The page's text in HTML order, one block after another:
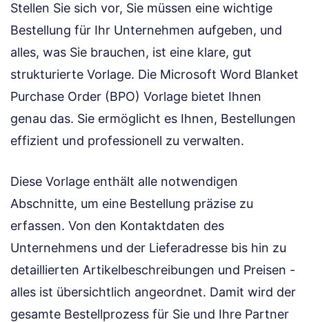
Stellen Sie sich vor, Sie müssen eine wichtige
Bestellung für Ihr Unternehmen aufgeben, und
alles, was Sie brauchen, ist eine klare, gut
strukturierte Vorlage. Die Microsoft Word Blanket
Purchase Order (BPO) Vorlage bietet Ihnen
genau das. Sie ermöglicht es Ihnen, Bestellungen
effizient und professionell zu verwalten.
Diese Vorlage enthält alle notwendigen
Abschnitte, um eine Bestellung präzise zu
erfassen. Von den Kontaktdaten des
Unternehmens und der Lieferadresse bis hin zu
detaillierten Artikelbeschreibungen und Preisen -
alles ist übersichtlich angeordnet. Damit wird der
gesamte Bestellprozess für Sie und Ihre Partner